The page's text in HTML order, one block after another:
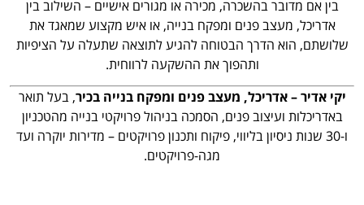
בין אם מדובר בהשכרה, מכירה או מגורים אישיים – השילוב בין
אדריכל, מעצב פנים ומפקח בנייה, או איש מקצוע שמאגד את
שלושתם, הוא הדרך הבטוחה להגיע לתוצאה שתעלה על הציפיות
ותהפוך את ההשקעה לרווחית.
יקי אדיר – אדריכל, מעצב פנים ומפקח בנייה בכיר, בעל תואר
באדריכלות ועיצוב פנים, הסמכה בניהול פרויקטי בנייה מהטכניון
ו-30 שנות ניסיון בליווי, פיקוח ותכנון פרויקטים – מדירות יוקרה ועד
מגה-פרויקטים.